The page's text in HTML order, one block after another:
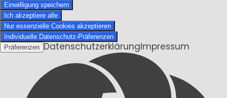
Einwilligung speichern
Ich akzeptiere alle
Nur essenzielle Cookies akzeptieren
Individuelle Datenschutz-Präferenzen
Präferenzen DatenschutzerklärungImpressum